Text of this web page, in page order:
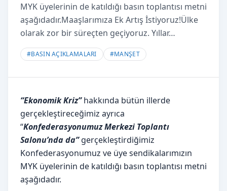
MYK üyelerinin de katıldığı basın toplantısı metni
aşağıdadır.Maaşlarımıza Ek Artış İstiyoruz!Ülke
olarak zor bir süreçten geçiyoruz. Yıllar…
#BASIN AÇIKLAMALARI #MANŞET
“Ekonomik Kriz”hakkında bütün illerde
gerçekleştireceğimiz ayrıca
“Konfederasyonumuz Merkezi Toplantı
Salonu’nda da”gerçekleştirdiğimiz
Konfederasyonumuz ve üye sendikalarımızın
MYK üyelerinin de katıldığı basın toplantısı metni
aşağıdadır.